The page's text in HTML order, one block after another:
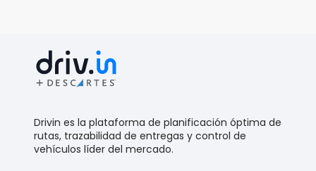
Drivin es la plataforma de planificación óptima de
rutas, trazabilidad de entregas y control de
vehículos líder del mercado.